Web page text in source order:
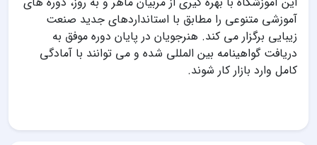
آموزشی متنوعی را مطابق با استانداردهای جدید صنعت
زیبایی برگزار می کند. هنرجویان در پایان دوره موفق به
دریافت گواهینامه بین المللی شده و می توانند با آمادگی
کامل وارد بازار کار شوند.